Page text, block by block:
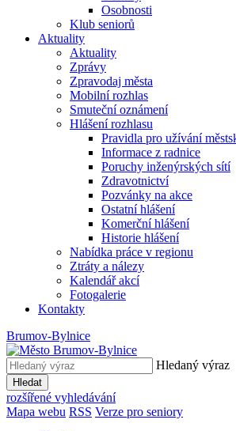
Osobnosti
Klub seniorů
Aktuality
Aktuality
Zprávy
Zpravodaj města
Mobilní rozhlas
Smuteční oznámení
Hlášení rozhlasu
Pravidla pro užívání
Informace z radnice
Poruchy inženýrských sítí
Zdravotnictví
Pozvánky na akce
Ostatní hlášení
Komerční hlášení
Historie hlášení
Nabídka práce v regionu
Ztráty a nálezy
Kalendář akcí
Fotogalerie
Kontakty
Brumov-Bylnice
Hledaný výraz
Hledat
rozšířené vyhledávání
Mapa webu RSS Verze pro seniory